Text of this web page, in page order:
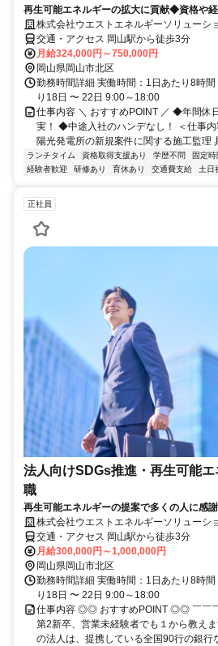
再生可能エネルギーの拡大に貢献◆資格や経
株式会社ウエストエネルギーソリュー
交通・アクセス 岡山駅から徒歩3分
月給324,000円～750,000円
岡山県岡山市北区
勤務時間詳細 実働時間：1日あたり8時
り18日 〜 22日 9:00～18:00
仕事内容 ＼ おすすめPOINT ／ ◆年間休
実！ ◆中途入社のハンデなし！ ＜仕事
陽光発電所の新規案件に関する施工監理
ランチタイム 資格取得支援あり 学歴不問 固定時
経験者歓迎
研修あり 育休あり 交通費支給 土日
正社員
法人向けSDGs推進・再生可能
職
再生可能エネルギーの提案で多くの人に感
株式会社ウエストエネルギーソリュー
交通・アクセス 岡山駅から徒歩3分
月給300,000円～1,000,000円
岡山県岡山市北区
勤務時間詳細 実働時間：1日あたり8時
り18日 〜 22日 9:00～18:00
仕事内容 ◎◎ おすすめPOINT ◎◎ ￣￣
第2新卒、営業未経験者でも１から教え
の法人は、提携している全国90行の銀行